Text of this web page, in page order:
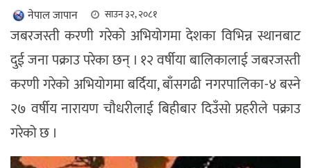
नेपाल जापान साउन ३२, २०८१
जबरजस्ती करणी गरेको अभियोगमा देशका विभिन्न स्थानबाट
दुई जना पक्राउ परेका छन् । १२ वर्षीया बालिकालाई जबरजस्ती
करणी गरेको अभियोगमा बर्दिया, बाँसगढी नगरपालिका-४ बस्ने
२७ वर्षीय नारायण चौधरीलाई बिहीबार दिउँसो प्रहरीले पक्राउ
गरेको छ ।